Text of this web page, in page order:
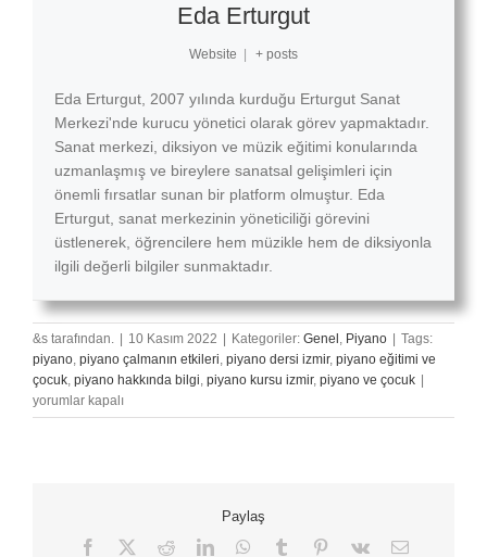
Eda Erturgut
Website | + posts
Eda Erturgut, 2007 yılında kurduğu Erturgut Sanat
Merkezi'nde kurucu yönetici olarak görev yapmaktadır.
Sanat merkezi, diksiyon ve müzik eğitimi konularında
uzmanlaşmış ve bireylere sanatsal gelişimleri için
önemli fırsatlar sunan bir platform olmuştur. Eda
Erturgut, sanat merkezinin yöneticiliği görevini
üstlenerek, öğrencilere hem müzikle hem de diksiyonla
ilgili değerli bilgiler sunmaktadır.
&s tarafından. | 10 Kasım 2022 | Kategoriler: Genel Piyano | Tags:
piyano piyano çalmanın etkileri piyano dersi izmir, piyano eğitimi ve
çocuk piyano hakkında bilgi piyano kursu izmir, piyano ve çocuk |
Eserleri
yorumlar kapalı
Paylaş
Facebook RedditLinkedInWhatsApp
Tumblr Pinterest
Vk
E-